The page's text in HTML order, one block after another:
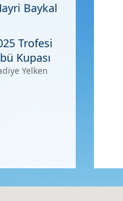
Baykal
Trofesi
Kupası
Yelken